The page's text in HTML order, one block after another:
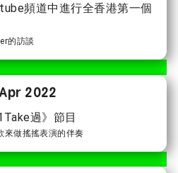
頻道中進行全香港第一個
的訪談
2022
過》節目
來做搖搖表演的伴奏